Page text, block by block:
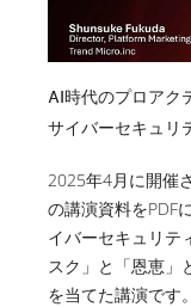
AI時代のプロアク
サイバーセキュリ
2025年4月に開催
の講演資料をPDF
イバーセキュリテ
スク」と「恩恵」
を当てた講演です